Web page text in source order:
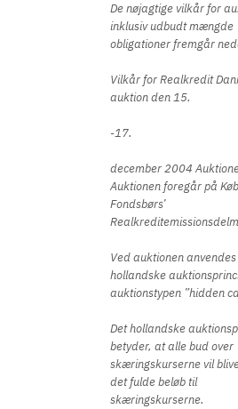
De nøjagtige vilkår for
inklusiv udbudt mængde
obligationer fremgår
Vilkår for Realkredit
auktion den 15.
-17.
december 2004
Auktionen foregår på
Fondsbørs’
Ved auktionen
hollandske
auktionstypen ”hidden
Det hollandske
betyder, at alle bud over
skæringskurserne vil
det fulde beløb til
skæringskurserne.